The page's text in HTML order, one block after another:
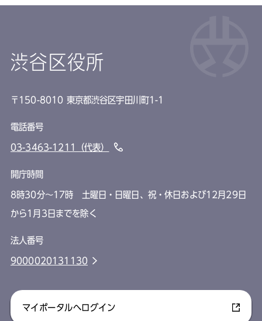
渋谷区役所
〒150-8010 東京都渋谷区宇田川町1-1
電話番号
03-3463-1211（代表）
開庁時間
8時30分～17時 土曜日・日曜日、祝・休日および12月29日
から1月3日までを除く
法人番号
9000020131130
マイポータルへログイン